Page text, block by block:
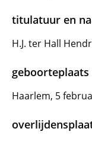
titulatuur en
H.J. ter Hall
Haarlem, 5